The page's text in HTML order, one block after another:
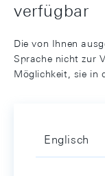
verfügbar
Die von Ihnen
Sprache nicht zur
Möglichkeit, sie in
Englisch